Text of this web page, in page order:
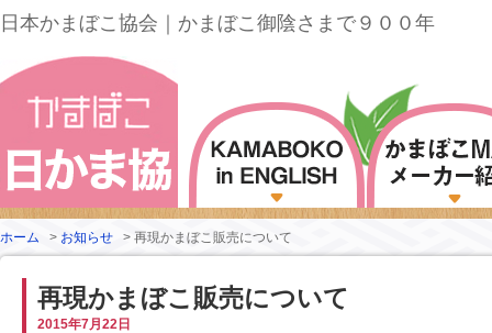
日本かまぼこ協会｜かまぼこ御陰さまで９００年
ホーム > お知らせ > 再現かまぼこ販売について
再現かまぼこ販売について
2015年7月22日